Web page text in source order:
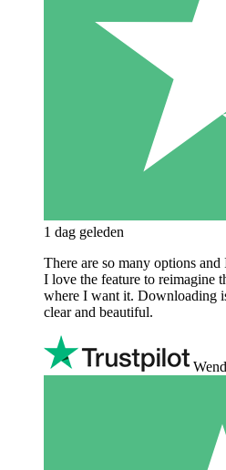
1 dag geleden
There are so many options
I love the feature to reimagine
where I want it. Downloading
clear and beautiful.